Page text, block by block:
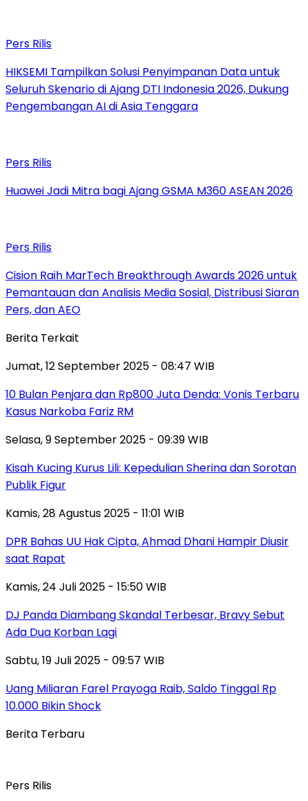
Pers Rilis
HIKSEMI Tampilkan Solusi Penyimpanan Data untuk
Seluruh Skenario di Ajang DTI Indonesia 2026, Dukung
Pengembangan AI di Asia Tenggara
Pers Rilis
Huawei Jadi Mitra bagi Ajang GSMA M360 ASEAN 2026
Pers Rilis
Cision Raih MarTech Breakthrough Awards 2026 untuk
Pemantauan dan Analisis Media Sosial, Distribusi Siaran
Pers, dan AEO
Berita Terkait
Jumat, 12 September 2025 - 08:47 WIB
10 Bulan Penjara dan Rp800 Juta Denda: Vonis Terbaru
Kasus Narkoba Fariz RM
Selasa, 9 September 2025 - 09:39 WIB
Kisah Kucing Kurus Lili: Kepedulian Sherina dan Sorotan
Publik Figur
Kamis, 28 Agustus 2025 - 11:01 WIB
DPR Bahas UU Hak Cipta, Ahmad Dhani Hampir Diusir
saat Rapat
Kamis, 24 Juli 2025 - 15:50 WIB
DJ Panda Diambang Skandal Terbesar, Bravy Sebut
Ada Dua Korban Lagi
Sabtu, 19 Juli 2025 - 09:57 WIB
Uang Miliaran Farel Prayoga Raib, Saldo Tinggal Rp
10.000 Bikin Shock
Berita Terbaru
Pers Rilis